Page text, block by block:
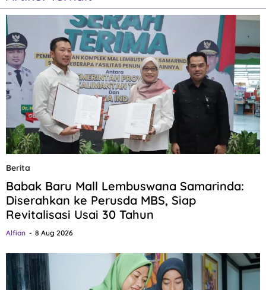
Berita
Babak Baru Mall Lembuswana Samarinda:
Diserahkan ke Perusda MBS, Siap
Revitalisasi Usai 30 Tahun
Alfian 8 Aug 2026